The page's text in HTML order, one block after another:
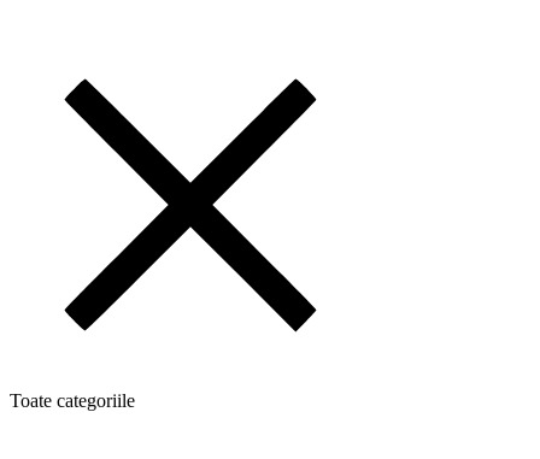
Toate categoriile